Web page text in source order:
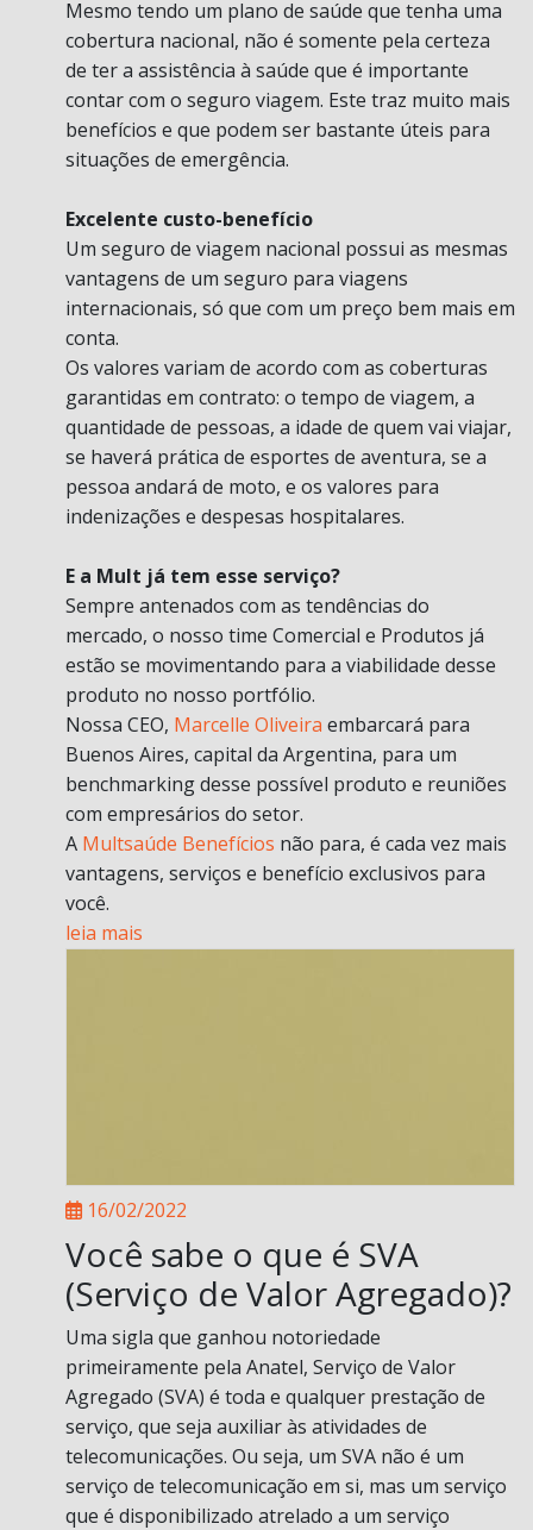
Mesmo tendo um plano de saúde que tenha uma
cobertura nacional, não é somente pela certeza
de ter a assistência à saúde que é importante
contar com o seguro viagem. Este traz muito mais
benefícios e que podem ser bastante úteis para
situações de emergência.
Excelente custo-benefício
Um seguro de viagem nacional possui as mesmas
vantagens de um seguro para viagens
internacionais, só que com um preço bem mais em
conta.
Os valores variam de acordo com as coberturas
garantidas em contrato: o tempo de viagem, a
quantidade de pessoas, a idade de quem vai viajar,
se haverá prática de esportes de aventura, se a
pessoa andará de moto, e os valores para
indenizações e despesas hospitalares.
E a Mult já tem esse serviço?
Sempre antenados com as tendências do
mercado, o nosso time Comercial e Produtos já
estão se movimentando para a viabilidade desse
produto no nosso portfólio.
Nossa CEO, Marcelle Oliveira embarcará para
Buenos Aires, capital da Argentina, para um
benchmarking desse possível produto e reuniões
com empresários do setor.
A Multsaúde Benefícios não para, é cada vez mais
vantagens, serviços e benefício exclusivos para
você.
leia mais
16/02/2022
Você sabe o que é SVA
(Serviço de Valor Agregado)?
Uma sigla que ganhou notoriedade
primeiramente pela Anatel, Serviço de Valor
Agregado (SVA) é toda e qualquer prestação de
serviço, que seja auxiliar às atividades de
telecomunicações. Ou seja, um SVA não é um
serviço de telecomunicação em si, mas um serviço
que é disponibilizado atrelado a um serviço